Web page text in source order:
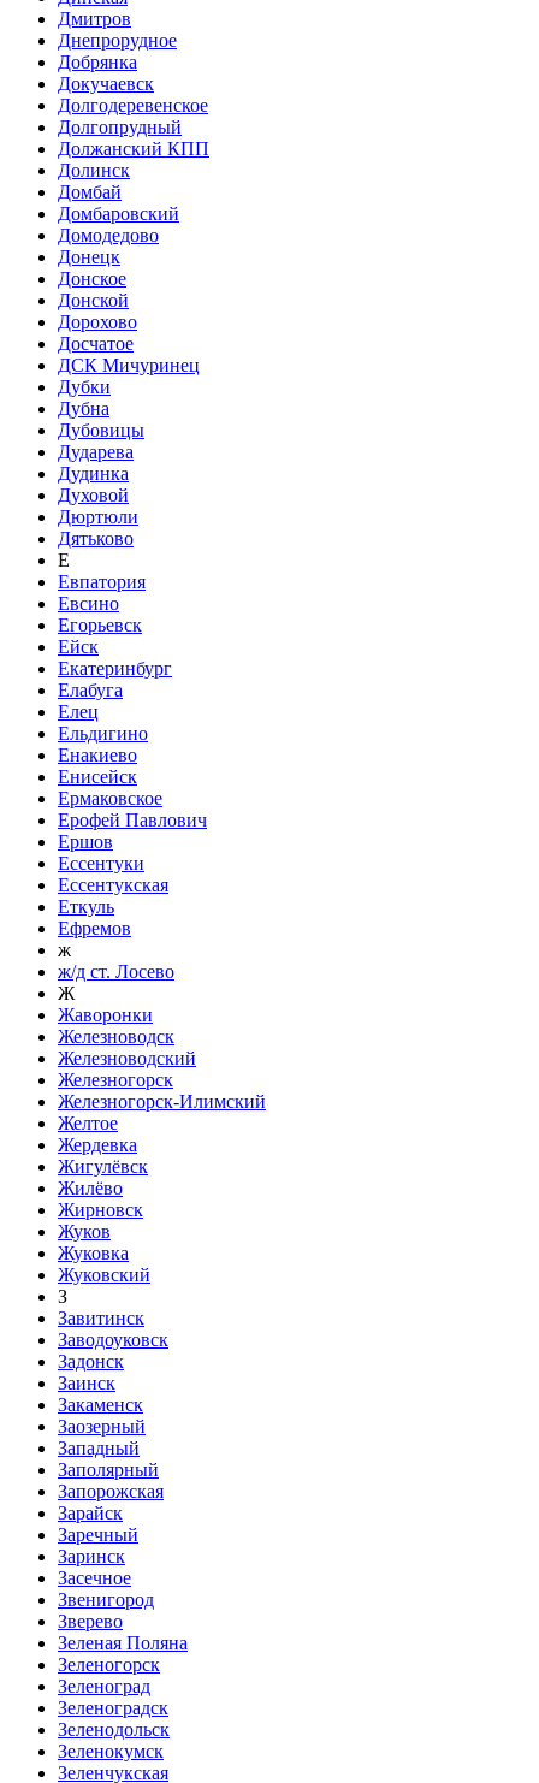
Дмитров
Днепрорудное
Добрянка
Докучаевск
Долгодеревенское
Долгопрудный
Должанский КПП
Долинск
Домбай
Домбаровский
Домодедово
Донецк
Донское
Донской
Дорохово
Досчатое
ДСК Мичуринец
Дубки
Дубна
Дубовицы
Дударева
Дудинка
Духовой
Дюртюли
Дятьково
Е
Евпатория
Евсино
Егорьевск
Ейск
Екатеринбург
Елабуга
Елец
Ельдигино
Енакиево
Енисейск
Ермаковское
Ерофей Павлович
Ершов
Ессентуки
Ессентукская
Еткуль
Ефремов
ж
ж/д ст. Лосево
Ж
Жаворонки
Железноводск
Железноводский
Железногорск
Железногорск-Илимский
Желтое
Жердевка
Жигулёвск
Жилёво
Жирновск
Жуков
Жуковка
Жуковский
З
Завитинск
Заводоуковск
Задонск
Заинск
Закаменск
Заозерный
Западный
Заполярный
Запорожская
Зарайск
Заречный
Заринск
Засечное
Звенигород
Зверево
Зеленая Поляна
Зеленогорск
Зеленоград
Зеленоградск
Зеленодольск
Зеленокумск
Зеленчукская